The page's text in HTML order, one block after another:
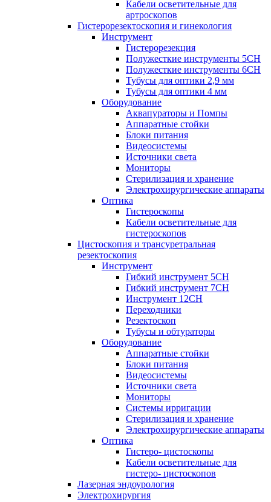
Кабели осветительные для
артроскопов
Гистерорезектоскопия и гинекология
Инструмент
Гистерорезекция
Полужесткие инструменты 5CH
Полужесткие инструменты 6CH
Тубусы для оптики 2,9 мм
Тубусы для оптики 4 мм
Оборудование
Аквапураторы и Помпы
Аппаратные стойки
Блоки питания
Видеосистемы
Источники света
Мониторы
Стерилизация и хранение
Электрохирургические аппараты
Оптика
Гистероскопы
Кабели осветительные для
гистероскопов
Цистоскопия и трансуретральная
резектоскопия
Инструмент
Гибкий инструмент 5CH
Гибкий инструмент 7CH
Инструмент 12CH
Переходники
Резектоскоп
Тубусы и обтураторы
Оборудование
Аппаратные стойки
Блоки питания
Видеосистемы
Источники света
Мониторы
Системы ирригации
Стерилизация и хранение
Электрохирургические аппараты
Оптика
Гистеро- цистоскопы
Кабели осветительные для
гистеро- цистоскопов
Лазерная эндоурология
Электрохирургия